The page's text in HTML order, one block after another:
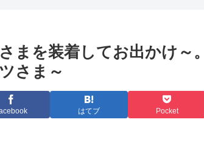
まを装着してお出かけ～
さま～
はてブ Pocket